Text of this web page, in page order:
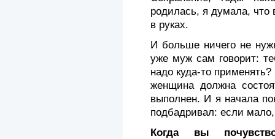
родилась, я думала, что
в руках.
И больше ничего не
уже муж сам говорит:
надо куда-то
женщина должна
выполнен. И я начала
подбадривал: если
Когда вы